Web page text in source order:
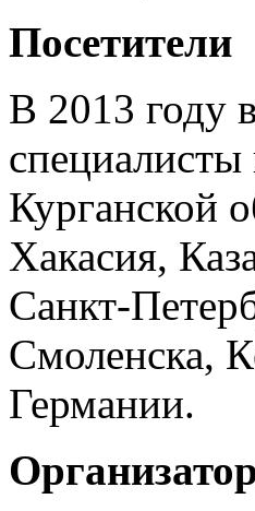
Посетители
В 2013 году
Курганской
Хакасия,
Санкт-
Смоленска,
Германии.